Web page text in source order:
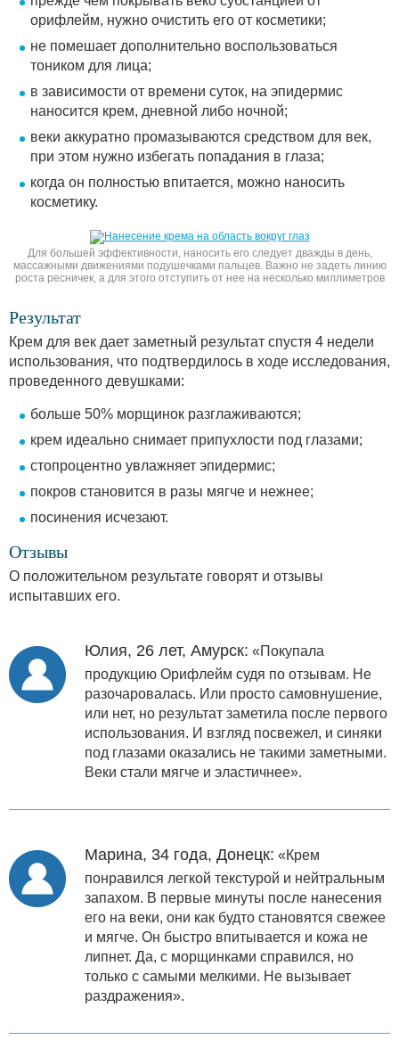
орифлейм, нужно очистить его от косметики;
не помешает дополнительно воспользоваться
тоником для лица;
в зависимости от времени суток, на эпидермис
наносится крем, дневной либо ночной;
веки аккуратно промазываются средством для век,
при этом нужно избегать попадания в глаза;
когда он полностью впитается, можно наносить
косметику.
Для большей эффективности, наносить его следует дважды в день,
массажными движениями подушечками пальцев. Важно не задеть линию
роста ресничек, а для этого отступить от нее на несколько миллиметров
Результат
Крем для век дает заметный результат спустя 4 недели
использования, что подтвердилось в ходе исследования,
проведенного девушками:
больше 50% морщинок разглаживаются;
крем идеально снимает припухлости под глазами;
стопроцентно увлажняет эпидермис;
покров становится в разы мягче и нежнее;
посинения исчезают.
Отзывы
О положительном результате говорят и отзывы
испытавших его.
Юлия, 26 лет, Амурск: «Покупала
продукцию Орифлейм судя по отзывам. Не
разочаровалась. Или просто самовнушение,
или нет, но результат заметила после первого
использования. И взгляд посвежел, и синяки
под глазами оказались не такими заметными.
Веки стали мягче и эластичнее».
Марина, 34 года, Донецк: «Крем
понравился легкой текстурой и нейтральным
запахом. В первые минуты после нанесения
его на веки, они как будто становятся свежее
и мягче. Он быстро впитывается и кожа не
липнет. Да, с морщинками справился, но
только с самыми мелкими. Не вызывает
раздражения».